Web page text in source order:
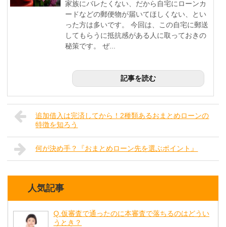
家族にバレたくない、だから自宅にローンカ
ードなどの郵便物が届いてほしくない、とい
った方は多いです。 今回は、この自宅に郵送
してもらうに抵抗感がある人に取っておきの
秘策です。 ぜ...
記事を読む
追加借入は完済してから！2種類あるおまとめローンの
特徴を知ろう
何が決め手？『おまとめローン先を選ぶポイント』
人気記事
Q.仮審査で通ったのに本審査で落ちるのはどうい
うとき？